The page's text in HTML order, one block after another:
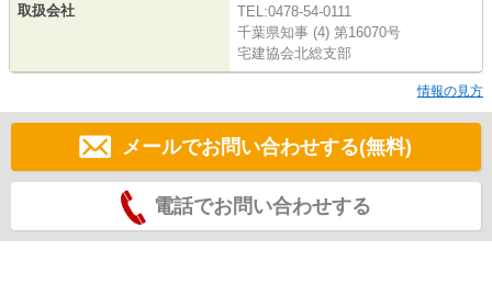
取扱会社
TEL:0478-54-0111
千葉県知事 (4) 第16070号
宅建協会北総支部
情報の見方
メールでお問い合わせする(無料)
電話でお問い合わせする